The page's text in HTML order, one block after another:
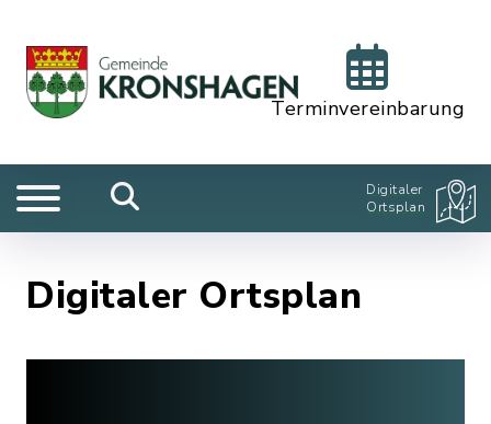
Terminvereinbarung
Digitaler
Ortsplan
Digitaler Ortsplan